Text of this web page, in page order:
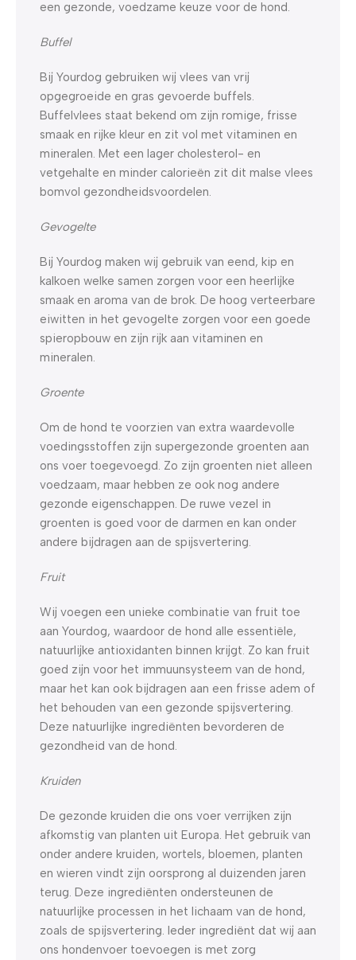
een gezonde, voedzame keuze voor de hond.
Buffel
Bij Yourdog gebruiken wij vlees van vrij
opgegroeide en gras gevoerde buffels.
Buffelvlees staat bekend om zijn romige, frisse
smaak en rijke kleur en zit vol met vitaminen en
mineralen. Met een lager cholesterol- en
vetgehalte en minder calorieën zit dit malse vlees
bomvol gezondheidsvoordelen.
Gevogelte
Bij Yourdog maken wij gebruik van eend, kip en
kalkoen welke samen zorgen voor een heerlijke
smaak en aroma van de brok. De hoog verteerbare
eiwitten in het gevogelte zorgen voor een goede
spieropbouw en zijn rijk aan vitaminen en
mineralen.
Groente
Om de hond te voorzien van extra waardevolle
voedingsstoffen zijn supergezonde groenten aan
ons voer toegevoegd. Zo zijn groenten niet alleen
voedzaam, maar hebben ze ook nog andere
gezonde eigenschappen. De ruwe vezel in
groenten is goed voor de darmen en kan onder
andere bijdragen aan de spijsvertering.
Fruit
Wij voegen een unieke combinatie van fruit toe
aan Yourdog, waardoor de hond alle essentiële,
natuurlijke antioxidanten binnen krijgt. Zo kan fruit
goed zijn voor het immuunsysteem van de hond,
maar het kan ook bijdragen aan een frisse adem of
het behouden van een gezonde spijsvertering.
Deze natuurlijke ingrediënten bevorderen de
gezondheid van de hond.
Kruiden
De gezonde kruiden die ons voer verrijken zijn
afkomstig van planten uit Europa. Het gebruik van
onder andere kruiden, wortels, bloemen, planten
en wieren vindt zijn oorsprong al duizenden jaren
terug. Deze ingrediënten ondersteunen de
natuurlijke processen in het lichaam van de hond,
zoals de spijsvertering. Ieder ingrediënt dat wij aan
ons hondenvoer toevoegen is met zorg